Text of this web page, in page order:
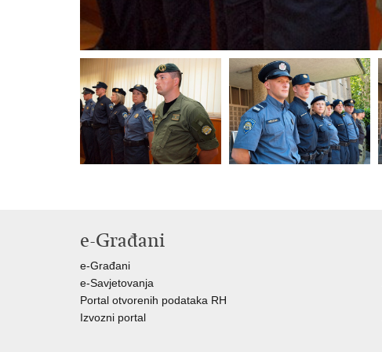
e-Građani
e-Građani
e-Savjetovanja
Portal otvorenih podataka RH
Izvozni portal